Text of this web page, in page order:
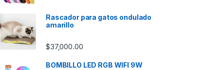
Rascador para gatos ondulado
amarillo
$37,000.00
BOMBILLO LED RGB WIFI 9W